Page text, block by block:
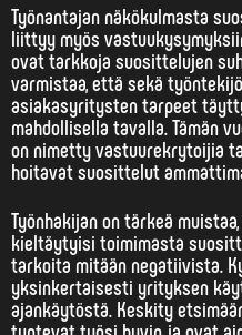
Työnantajan näkökulmasta
liittyy myös
ovat tarkkoja suosittelujen
varmistaa, että sekä
asiakasyritysten tarpeet
mahdollisella tavalla. Tämän
on nimetty vastuurekrytoijia
hoitavat suosittelut
Työnhakijan on tärkeä
kieltäytyisi toimimasta
tarkoita mitään negatiivista.
yksinkertaisesti yrityksen
ajankäytöstä. Keskity